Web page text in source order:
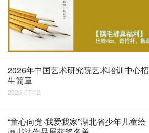
2026年中国艺术研究院艺术培训中心招
生简章
2026-07-02
“童心向党·我爱我家”湖北省少年儿童绘